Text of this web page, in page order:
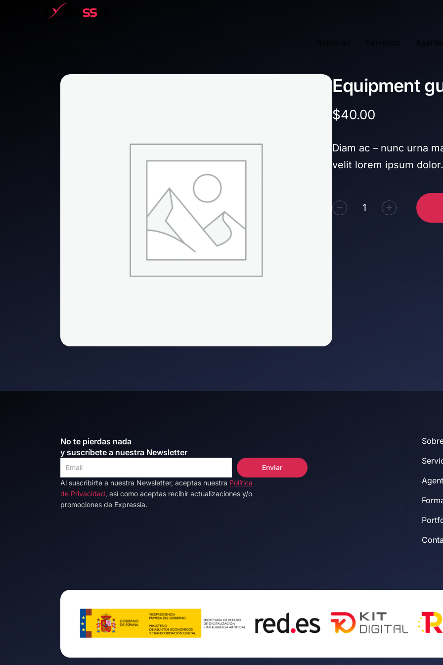
Servicios
Equipment
$40.00
Diam ac – nunc urna
velit lorem ipsum dolor.
Alternative:
No te pierdas nada
y suscríbete a nuestra Newsletter
Enviar
Alternative:
Al suscribirte a nuestra Newsletter, aceptas nuestra Política
de Privacidad, así como aceptas recibir actualizaciones y/o
promociones de Expressia.